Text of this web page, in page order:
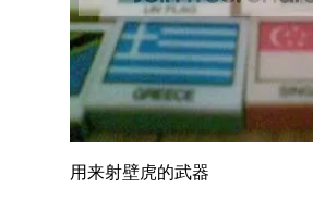
用来射壁虎的武器